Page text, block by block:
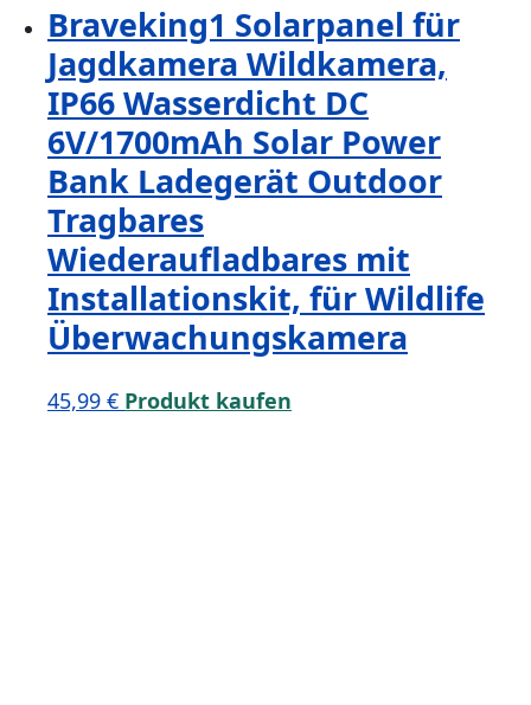
Braveking1 Solarpanel für
Jagdkamera Wildkamera,
IP66 Wasserdicht DC
6V/1700mAh Solar Power
Bank Ladegerät Outdoor
Tragbares
Wiederaufladbares mit
Installationskit, für Wildlife
Überwachungskamera
45,99 € Produkt kaufen